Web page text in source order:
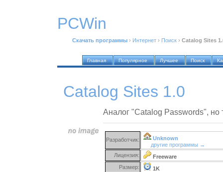
PCWin
Скачать программы › Интернет › Поиск › Catalog Sites
Главная Популярное Лучшее Поиск
Catalog Sites 1.0
Аналог "Catalog Passwords", но
Разработчик:
Unknown
другие программы →
Лицензия:
Freeware
Размер:
1K